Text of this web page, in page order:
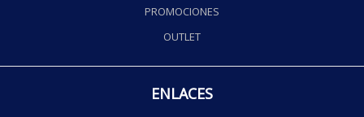
PROMOCIONES
OUTLET
ENLACES